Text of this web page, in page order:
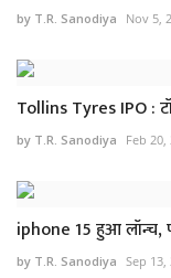
by T.R. Sanodiya Nov 5,
Tollins Tyres IPO :
by T.R. Sanodiya Feb 20,
iphone 15 हुआ लॉन्च,
by T.R. Sanodiya Sep 13,